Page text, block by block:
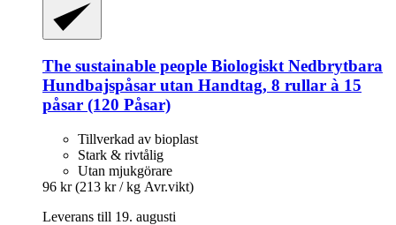
The sustainable people Biologiskt Nedbrytbara
Hundbajspåsar utan Handtag, 8 rullar à 15
påsar (120 Påsar)
Tillverkad av bioplast
Stark & rivtålig
Utan mjukgörare
96 kr (213 kr / kg Avr.vikt)
Leverans till 19. augusti